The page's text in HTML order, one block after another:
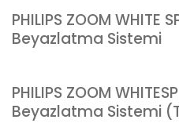
PHILIPS ZOOM WHITE
Beyazlatma Sistemi
PHILIPS ZOOM
Beyazlatma Sistemi